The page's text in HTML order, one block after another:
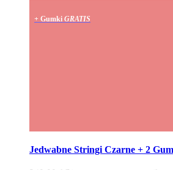
+ Gumki GRATIS
Jedwabne Stringi Czarne + 2